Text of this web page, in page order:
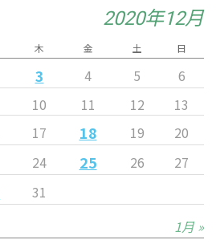
2020年12月
木 金 土 日
3 4 5
6
10 11 12 13
17 18 19
20
24 25 26
27
31
1月 »